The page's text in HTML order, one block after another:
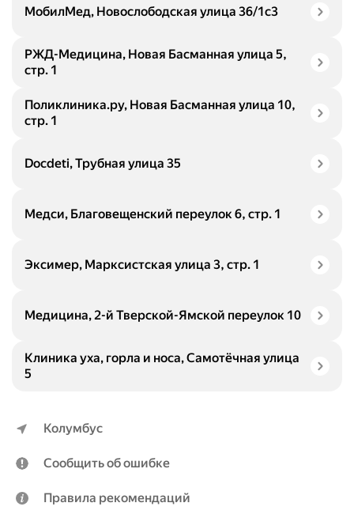
МобилМед, Новослободская улица 36/1с3
РЖД-Медицина, Новая Басманная улица 5,
стр. 1
Поликлиника.ру, Новая Басманная улица 10,
стр. 1
Docdeti, Трубная улица 35
Медси, Благовещенский переулок 6, стр. 1
Эксимер, Марксистская улица 3, стр. 1
Медицина, 2-й Тверской-Ямской переулок 10
Клиника уха, горла и носа, Самотёчная улица
5
Колумбус
Сообщить об ошибке
Правила рекомендаций